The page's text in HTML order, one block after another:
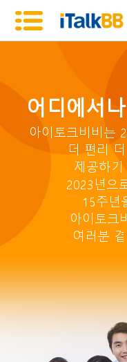
어디에서
아이토크비비는
더 편리
제공하
2023년으
15주년
아이토크
여러분